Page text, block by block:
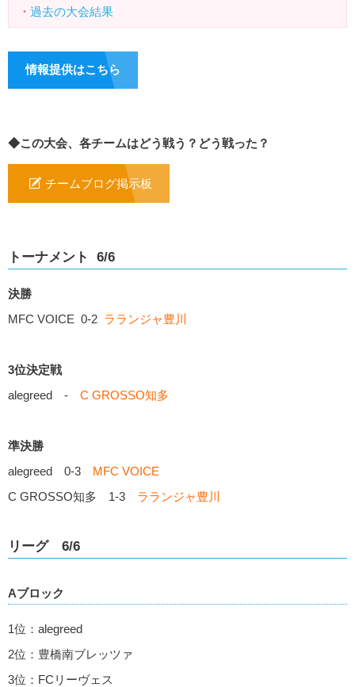
・ 過去の大会結果
情報提供はこちら
◆この大会、各チームはどう戦う？どう戦った？
チームブログ掲示板
トーナメント 6/6
決勝
MFC VOICE 0-2 ラランジャ豊川
3位決定戦
alegreed - C GROSSO知多
準決勝
alegreed 0-3 MFC VOICE
C GROSSO知多 1-3 ラランジャ豊川
リーグ 6/6
Aブロック
1位：alegreed
2位：豊橋南ブレッツァ
3位：FCリーヴェス